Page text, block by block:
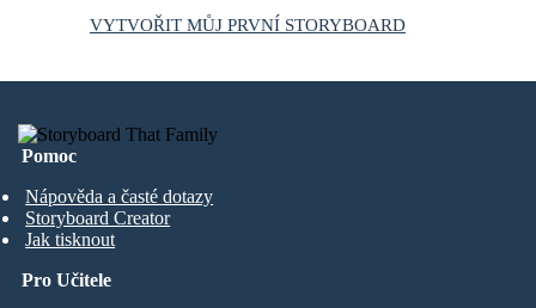
VYTVOŘIT MŮJ PRVNÍ STORYBOARD
Pomoc
Nápověda a časté dotazy
Storyboard Creator
Jak tisknout
Pro Učitele